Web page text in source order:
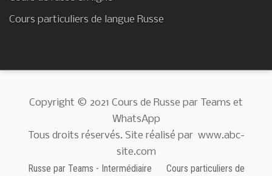
Cours particuliers de langue Russe
Copyright © 2021 Cours de Russe par Teams et
WhatsApp
Tous droits réservés. Site réalisé par www.abc-
site.com
Russe par Teams - Intermédiaire
Cours particuliers de